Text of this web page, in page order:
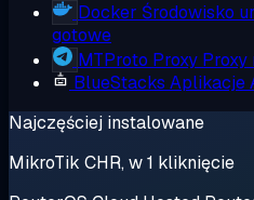
Docker Środowisko
gotowe
MTProto Proxy Proxy
BlueStacks Aplikacje
Najczęściej instalowane
MikroTik CHR, w 1 kliknięcie